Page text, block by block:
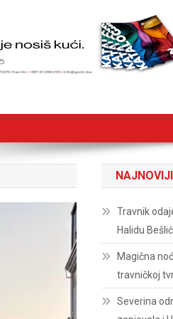
Travnik
Halidu
Magična
travničkoj
Severina